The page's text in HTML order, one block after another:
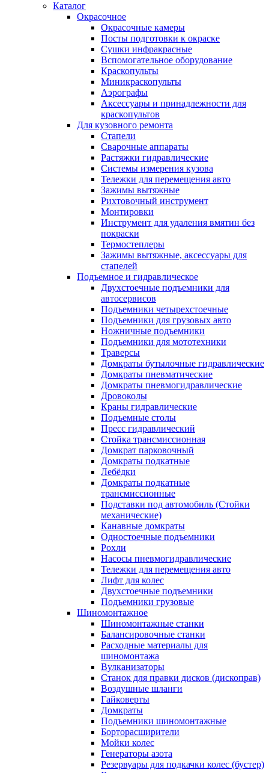
Каталог
Окрасочное
Окрасочные камеры
Посты подготовки к окраске
Сушки инфракрасные
Вспомогательное оборудование
Краскопульты
Миникраскопульты
Аэрографы
Аксессуары и принадлежности для
краскопультов
Для кузовного ремонта
Стапели
Сварочные аппараты
Растяжки гидравлические
Системы измерения кузова
Тележки для перемещения авто
Зажимы вытяжные
Рихтовочный инструмент
Монтировки
Инструмент для удаления вмятин без
покраски
Термостеплеры
Зажимы вытяжные, аксессуары для
стапелей
Подъемное и гидравлическое
Двухстоечные подъемники для
автосервисов
Подъемники четырехстоечные
Подъемники для грузовых авто
Ножничные подъемники
Подъемники для мототехники
Траверсы
Домкраты бутылочные гидравлические
Домкраты пневматические
Домкраты пневмогидравлические
Дровоколы
Краны гидравлические
Подъемные столы
Пресс гидравлический
Стойка трансмиссионная
Домкрат парковочный
Домкраты подкатные
Лебёдки
Домкраты подкатные
трансмиссионные
Подставки под автомобиль (Стойки
механические)
Канавные домкраты
Одностоечные подъемники
Рохли
Насосы пневмогидравлические
Тележки для перемещения авто
Лифт для колес
Двухстоечные подъемники
Подъемники грузовые
Шиномонтажное
Шиномонтажные станки
Балансировочные станки
Расходные материалы для
шиномонтажа
Вулканизаторы
Станок для правки дисков (дископрав)
Воздушные шланги
Гайковерты
Домкраты
Подъемники шиномонтажные
Борторасширители
Мойки колес
Генераторы азота
Резервуары для подкачки колес (бустер)